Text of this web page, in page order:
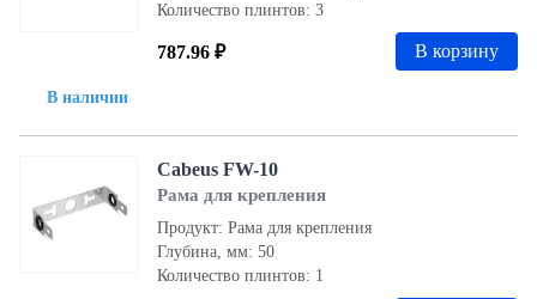
В наличии
Количество плинтов: 3
787.96 ₽ В корзину
Cabeus FW-10
Рама для крепления
Продукт: Рама для крепления
Глубина, мм: 50
Количество плинтов: 1